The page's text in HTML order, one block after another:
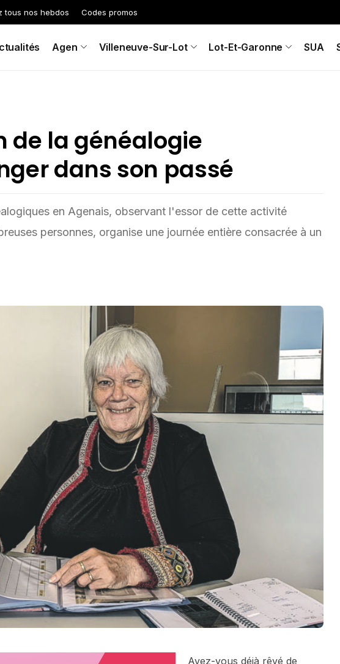
tous nos hebdos Codes promos
Agen Villeneuve-Sur-Lot Lot-Et-Garonne SUA
de la généalogie
dans son passé
en Agenais, observant l'essor de cette activité
personnes, organise une journée entière consacrée à un
Avez-vous déjà rêvé de